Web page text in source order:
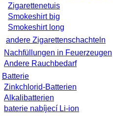
Zigarettenetuis
Smokeshirt big
Smokeshirt long
andere Zigarettenschachteln
Nachfüllungen in Feuerzeugen
Andere Rauchbedarf
Batterie
Zinkchlorid-Batterien
Alkalibatterien
baterie nabíjecí Li-ion